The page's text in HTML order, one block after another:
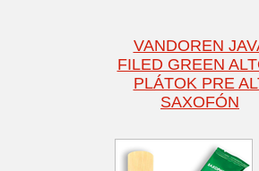
VANDOREN
FILED GREEN
PLÁTOK PRE
SAXOFÓN